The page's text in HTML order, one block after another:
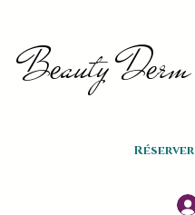
Beauty Derm
Réserver